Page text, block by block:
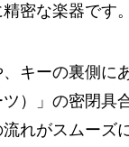
密な楽器です。
キーの裏側に
ツ）」の密閉具
れがスムーズ